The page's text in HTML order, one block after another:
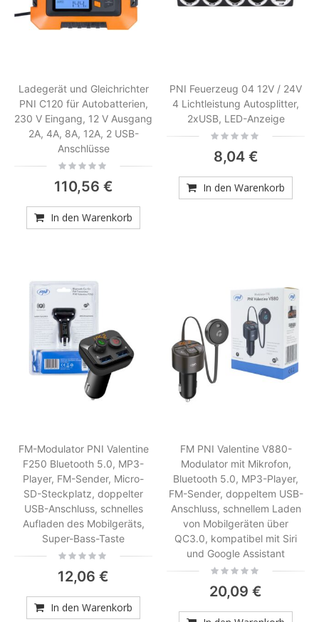
Ladegerät und Gleichrichter
PNI C120 für Autobatterien,
230 V Eingang, 12 V Ausgang
2A, 4A, 8A, 12A, 2 USB-
Anschlüsse
Rating:
110,56 €
In den Warenkorb
PNI Feuerzeug 04 12V / 24V
4 Lichtleistung Autosplitter,
2xUSB, LED-Anzeige
Rating:
8,04 €
In den Warenkorb
FM-Modulator PNI Valentine
F250 Bluetooth 5.0, MP3-
Player, FM-Sender, Micro-
SD-Steckplatz, doppelter
USB-Anschluss, schnelles
Aufladen des Mobilgeräts,
Super-Bass-Taste
Rating:
12,06 €
In den Warenkorb
FM PNI Valentine V880-
Modulator mit Mikrofon,
Bluetooth 5.0, MP3-Player,
FM-Sender, doppeltem USB-
Anschluss, schnellem Laden
von Mobilgeräten über
QC3.0, kompatibel mit Siri
und Google Assistant
Rating:
20,09 €